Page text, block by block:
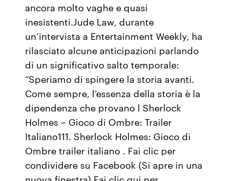
ancora molto vaghe e quasi
inesistenti.Jude Law, durante
un’intervista a Entertainment Weekly, ha
rilasciato alcune anticipazioni parlando
di un significativo salto temporale:
“Speriamo di spingere la storia avanti.
Come sempre, l’essenza della storia è la
dipendenza che provano l Sherlock
Holmes – Gioco di Ombre: Trailer
Italiano111. Sherlock Holmes: Gioco di
Ombre trailer italiano . Fai clic per
condividere su Facebook (Si apre in una